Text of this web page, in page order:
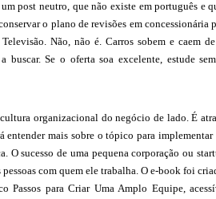
post neutro, que não existe em português e
o plano de revisões em concessionária
Não, não é. Carros sobem e caem
Se o oferta soa excelente, estude
organizacional do negócio de lado. É
mais sobre o tópico para implementar
sucesso de uma pequena corporação ou
com quem ele trabalha. O e-book foi
Passos para Criar Uma Amplo Equipe,